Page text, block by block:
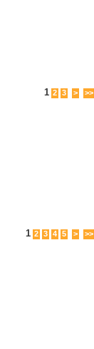
1 2 3 > >>
1 2 3 4 5 > >>